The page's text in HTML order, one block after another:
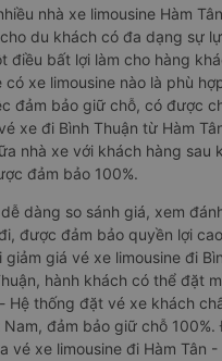
nhà xe limousine Hàm
du khách có đa dạng sự
điều bất lợi làm cho hàng
có xe limousine nào là phù
đảm bảo giữ chỗ, có được
xe đi Bình Thuận từ Hàm
nhà xe với khách hàng sau
đảm bảo 100%.
dàng so sánh giá, xem
được đảm bảo quyền lợi
giảm giá vé xe limousine đi
hành khách có thể đặt
Hệ thống đặt vé xe khách
Nam, đảm bảo giữ chỗ
vé xe limousine đi Hàm Tân -